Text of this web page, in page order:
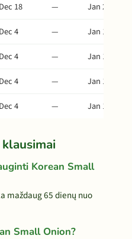
Dec 18 —
Jan 27
Dec 4 —
Jan 13
Dec 4 —
Jan 13
Dec 4 —
Jan 13
Dec 4 — Jan 13
Korean Small
maždaug 65 dienų nuo
Small Onion?